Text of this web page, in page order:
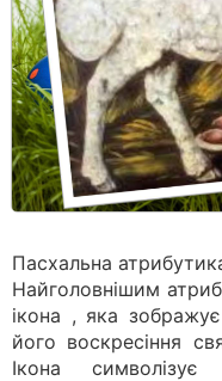
Пасхальна
Найголовнішим
ікона , яка
його воскресіння
Ікона